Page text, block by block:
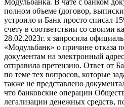
Модульбанка. В чате с банком
полном объеме (договор,
устроило и Банк просто списал
счету в соответствии со своими
28.02.2023г. я запросила
«Модульбанк» о причине отказа
документам на электронный
отправила претензию. Ответ от
по теме тех вопросов, которые
также не представлено
что банковские операции
легализации денежных средств,